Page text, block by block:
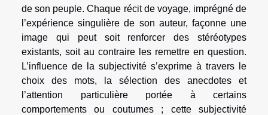
de son peuple. Chaque récit de voyage, imprégné de
l’expérience singulière de son auteur, façonne une
image qui peut soit renforcer des stéréotypes
existants, soit au contraire les remettre en question.
L’influence de la subjectivité s’exprime à travers le
choix des mots, la sélection des anecdotes et
l’attention particulière portée à certains
comportements ou coutumes ; cette subjectivité